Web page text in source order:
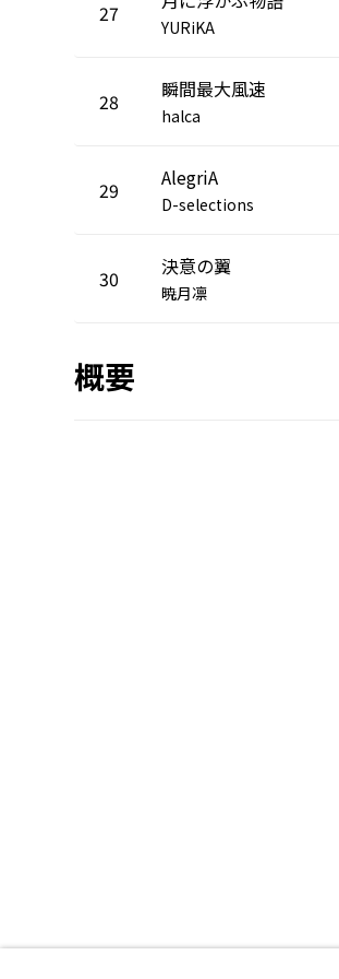
27
YURiKA
28 瞬間最大風速
halca
29 AlegriA
D-selections
30 決意の翼
暁月凛
概要